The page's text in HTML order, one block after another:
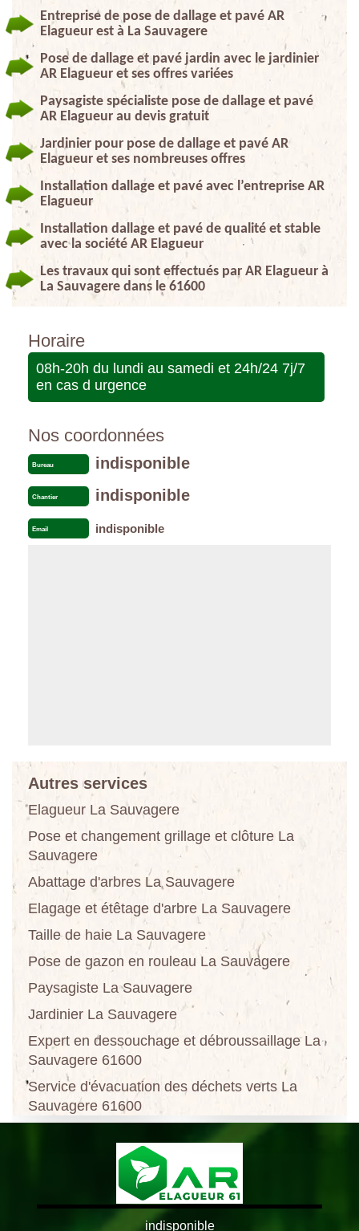
Entreprise de pose de dallage et pavé AR
Elagueur est à La Sauvagere
Pose de dallage et pavé jardin avec le jardinier
AR Elagueur et ses offres variées
Paysagiste spécialiste pose de dallage et pavé
AR Elagueur au devis gratuit
Jardinier pour pose de dallage et pavé AR
Elagueur et ses nombreuses offres
Installation dallage et pavé avec l’entreprise AR
Elagueur
Installation dallage et pavé de qualité et stable
avec la société AR Elagueur
Les travaux qui sont effectués par AR Elagueur à
La Sauvagere dans le 61600
Horaire
08h-20h du lundi au samedi et 24h/24 7j/7
en cas d urgence
Nos coordonnées
Bureau indisponible
Chantier indisponible
Email indisponible
Autres services
Elagueur La Sauvagere
Pose et changement grillage et clôture La
Sauvagere
Abattage d'arbres La Sauvagere
Elagage et étêtage d'arbre La Sauvagere
Taille de haie La Sauvagere
Pose de gazon en rouleau La Sauvagere
Paysagiste La Sauvagere
Jardinier La Sauvagere
Expert en dessouchage et débroussaillage La
Sauvagere 61600
Service d'évacuation des déchets verts La
Sauvagere 61600
indisponible